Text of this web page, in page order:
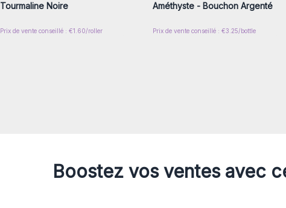
Tourmaline Noire
Prix de vente conseillé : €1.60/roller
Améthyste - Bouchon Argenté
Prix de vente conseillé : €3.25/bottle
Boostez vos ventes avec